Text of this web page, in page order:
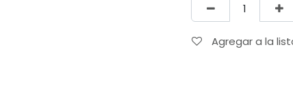
Agregar a la